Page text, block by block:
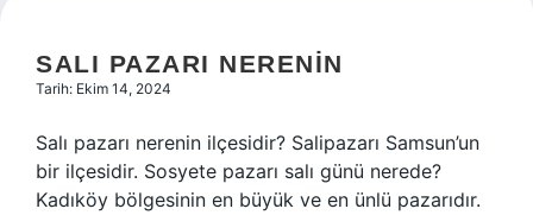
SALI PAZARI NERENIN
Tarih: Ekim 14, 2024
Salı pazarı nerenin ilçesidir? Salipazarı Samsun’un
bir ilçesidir. Sosyete pazarı salı günü nerede?
Kadıköy bölgesinin en büyük ve en ünlü pazarıdır.